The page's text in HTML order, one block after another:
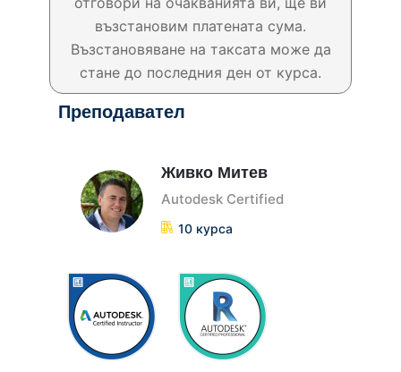
възстановим платената сума.
Възстановяване на таксата може да
стане до последния ден от курса.
Преподавател
Живко Митев
Autodesk Certified
10 курса